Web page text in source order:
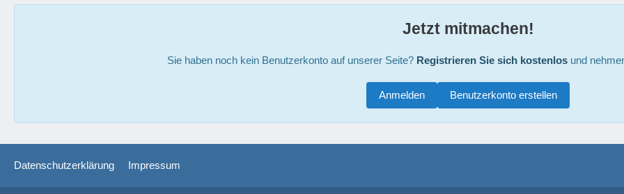
Jetzt mitmachen!
Sie haben noch kein Benutzerkonto auf unserer Seite? Registrieren Sie sich kostenlosund
Benutzerkonto erstellen
Anmelden
Datenschutzerklärung Impressum